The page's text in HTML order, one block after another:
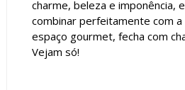
charme, beleza e imponência,
combinar perfeitamente com
espaço gourmet, fecha com
Vejam só!